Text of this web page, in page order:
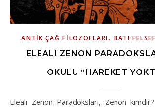
ANTIK ÇAĞ FILOZOFLARI, BATI
ELEALI ZENON
OKULU “HAREKET
Elealı Zenon Paradoksları, Zenon kimdir? Paradokslardan